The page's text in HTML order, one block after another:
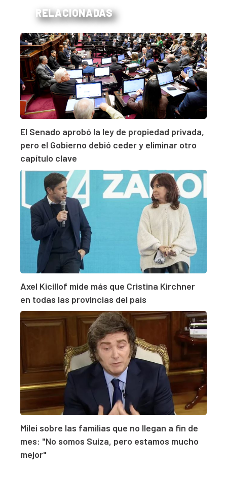
RELACIONADAS
El Senado aprobó la ley de propiedad privada,
pero el Gobierno debió ceder y eliminar otro
capítulo clave
Axel Kicillof mide más que Cristina Kirchner
en todas las provincias del país
Milei sobre las familias que no llegan a fin de
mes: "No somos Suiza, pero estamos mucho
mejor"